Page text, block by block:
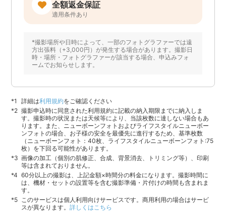
全額返金保証
適用条件あり
*撮影場所や日時によって、一部のフォトグラファーでは遠
方出張料（+3,000円）が発生する場合があります。撮影日
時・場所・フォトグラファーが該当する場合、申込みフォ
ームでお知らせします。
詳細は利用規約をご確認ください
撮影申込時に同意された利用規約に記載の納入期限までに納入しま
す。撮影時の状況または天候等により、当該枚数に達しない場合もあ
ります。また、ニューボーンフォトおよびライフスタイルニューボー
ンフォトの場合、お子様の安全を最優先に進行するため、基準枚数
（ニューボーンフォト：40枚、ライフスタイルニューボーンフォト:75
枚）を下回る可能性があります。
画像の加工（個別の肌修正、合成、背景消去、トリミング等）、印刷
等は含まれておりません。
60分以上の撮影は、上記金額×時間分の料金になります。撮影時間に
は、機材・セットの設置等を含む撮影準備・片付けの時間も含まれま
す。
このサービスは個人利用向けサービスです。商用利用の場合はサービ
スが異なります。詳しくはこちら